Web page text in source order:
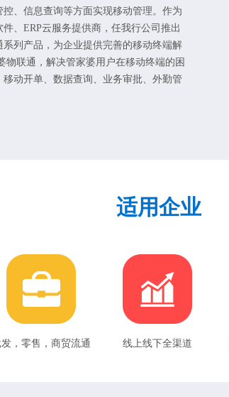
、信息查询等方面实现移动管理。作为
、ERP云服务提供商，任我行公司推出
系列产品，为企业提供完善的移动终端解
物联通，解决管家婆用户在移动终端的困
动开单、数据查询、业务审批、外勤管
适用企业
，零售，商贸流通 线上线下全渠道